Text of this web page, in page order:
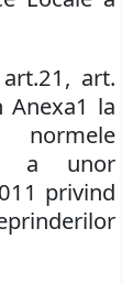
21, art.
Anexa1 la
normele
a unor
privind